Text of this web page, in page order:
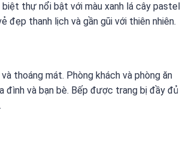
thự nổi bật với màu xanh lá cây pastel
đẹp thanh lịch và gần gũi với thiên nhiên.
thoáng mát. Phòng khách và phòng ăn
đình và bạn bè. Bếp được trang bị đầy đủ